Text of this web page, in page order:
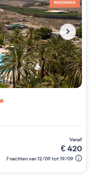
vanaf
€420
7 nachten van 12/09 tot 19/09